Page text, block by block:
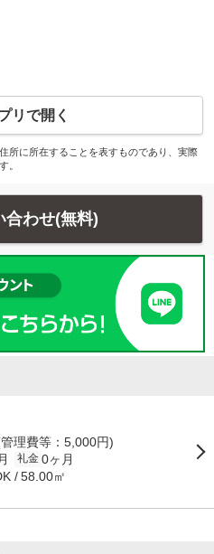
リで開く
所に所在することを表すものであり、実際
。
合わせ(無料)
理費等：5,000円)
礼金 0ヶ月
58.00㎡